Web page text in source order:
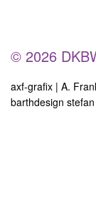
© 2026
axf-grafix | A.
barthdesign